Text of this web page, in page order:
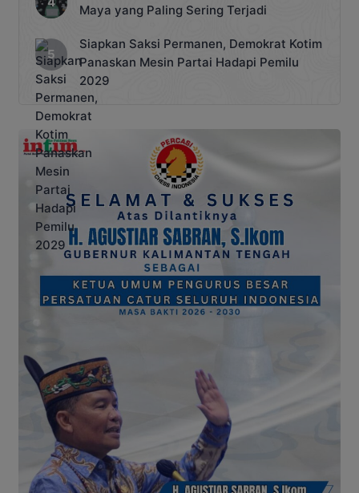
Maya yang Paling Sering Terjadi
Siapkan Saksi Permanen, Demokrat Kotim
Panaskan Mesin Partai Hadapi Pemilu
2029